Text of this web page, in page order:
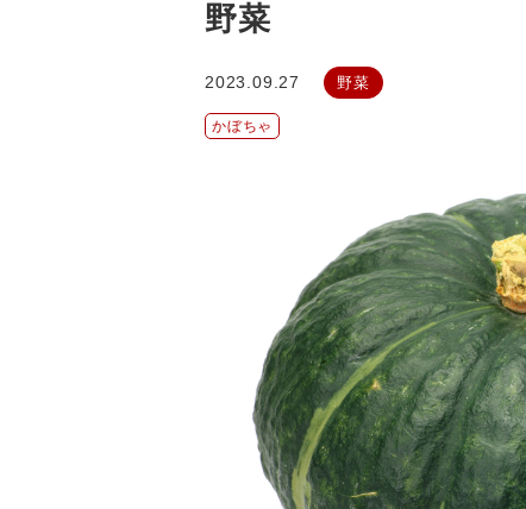
野菜
2023.09.27 野菜
かぼちゃ